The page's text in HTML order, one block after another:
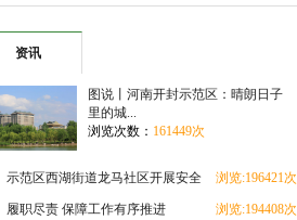
资讯
图说丨河南开封示范区：晴朗日子
里的城...
浏览次数： 161449次
示范区西湖街道龙马社区开展安全
教育进校园活动
浏览:196421次
履职尽责 保障工作有序推进 浏览:194408次